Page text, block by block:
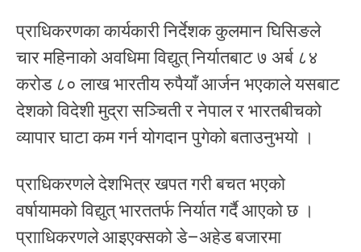
प्राधिकरणका कार्यकारी निर्देशक कुलमान घिसिङले
चार महिनाको अवधिमा विद्युत् निर्यातबाट ७ अर्ब ८४
करोड ८० लाख भारतीय रुपैयाँ आर्जन भएकाले यसबाट
देशको विदेशी मुद्रा सञ्चिती र नेपाल र भारतबीचको
व्यापार घाटा कम गर्न योगदान पुगेको बताउनुभयो ।
प्राधिकरणले देशभित्र खपत गरी बचत भएको
वर्षायामको विद्युत् भारततर्फ निर्यात गर्दै आएको छ ।
प्रााधिकरणले आइएक्सको डे–अहेड बजारमा